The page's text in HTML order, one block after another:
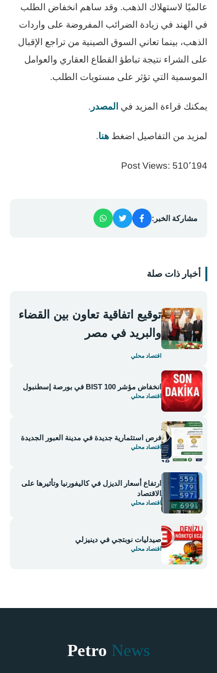
عالميًا لاستهلاك الذهب. وقد ساهم انخفاض الطلب
في الهند في زيادة الضرائب المفروضة على واردات
الذهب، بينما تعاني السوق الصينية من تراجع الإقبال
على الشراء نتيجة تباطؤ القطاع العقاري والعوامل
الموسمية التي تؤثر على مستويات الطلب.
يمكنك قراءة المزيد في المصدر .
لمزيد من التفاصيل اضغط هنا.
Post Views: 510٬194
مشاركة الخبر:
أخبار ذات صلة
توقيع اتفاقية تعاون بين القضاء
والبريد في مصر
اقتصاد محلي
انخفاض مؤشر BIST 100 في بورصة إسطنبول
اقتصاد محلي
فرص استثمارية جديدة في مدينة العبور الجديدة
اقتصاد محلي
ارتفاع أسعار الديزل في كاليفورنيا وتأثيرها على
الاقتصاد
اقتصاد محلي
صيدليات نوبتجي في دينيزلي
اقتصاد محلي
Petro News